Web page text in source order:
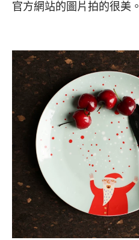
官方網站的圖片拍的很美。